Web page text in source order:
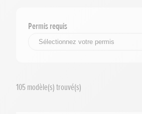
Permis requis
105modèle(s) trouvé(s)